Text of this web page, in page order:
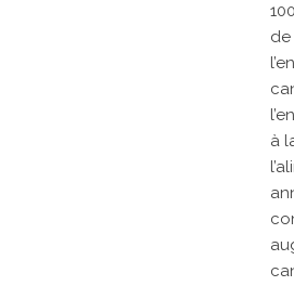
de
à